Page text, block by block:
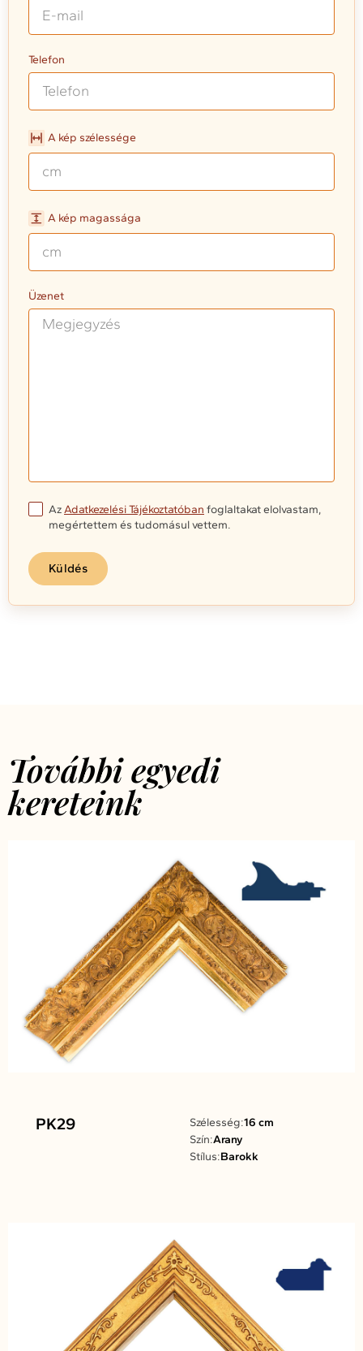
Telefon
A kép szélessége
A kép magassága
Üzenet
AzAdatkezelési Tájékoztatóban foglaltakat elolvastam,
megértettem és tudomásul vettem.
Küldés
További egyedi
kereteink
PK29 Szélesség:16 cm
Szín:Arany
Stílus:Barokk